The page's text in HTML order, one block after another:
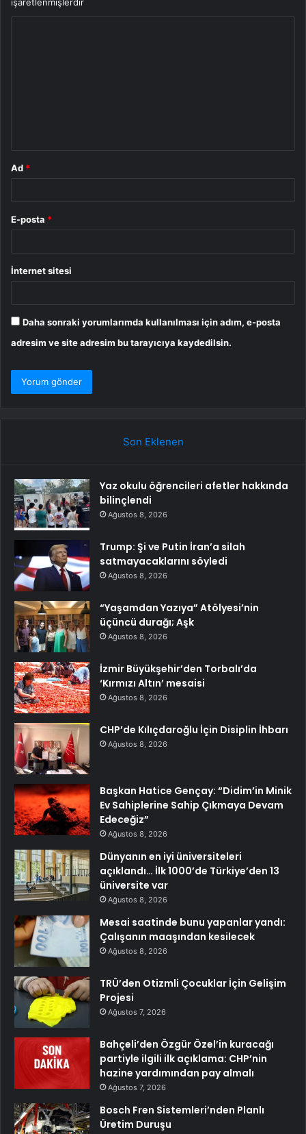
Ad *
E-posta *
İnternet sitesi
Daha sonraki yorumlarımda kullanılması için adım, e-posta
adresim ve site adresim bu tarayıcıya kaydedilsin.
Son Eklenen
Yaz okulu öğrencileri afetler hakkında
bilinçlendi
Ağustos 8, 2026
Trump: Şi ve Putin İran’a silah
satmayacaklarını söyledi
Ağustos 8, 2026
“Yaşamdan Yazıya” Atölyesi’nin
üçüncü durağı; Aşk
Ağustos 8, 2026
İzmir Büyükşehir’den Torbalı’da
‘Kırmızı Altın’ mesaisi
Ağustos 8, 2026
CHP’de Kılıçdaroğlu İçin Disiplin İhbarı
Ağustos 8, 2026
Başkan Hatice Gençay: “Didim’in Minik
Ev Sahiplerine Sahip Çıkmaya Devam
Edeceğiz”
Ağustos 8, 2026
Dünyanın en iyi üniversiteleri
açıklandı… İlk 1000’de Türkiye’den 13
üniversite var
Ağustos 8, 2026
Mesai saatinde bunu yapanlar yandı:
Çalışanın maaşından kesilecek
Ağustos 8, 2026
TRÜ’den Otizmli Çocuklar İçin Gelişim
Projesi
Ağustos 7, 2026
Bahçeli’den Özgür Özel’in kuracağı
partiyle ilgili ilk açıklama: CHP’nin
hazine yardımından pay almalı
Ağustos 7, 2026
Bosch Fren Sistemleri’nden Planlı
Üretim Duruşu